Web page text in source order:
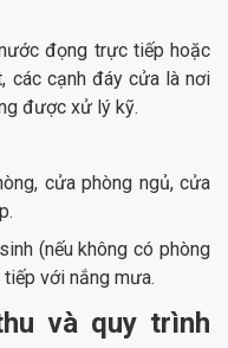
đọng trực tiếp hoặc
các cạnh đáy cửa là nơi
được xử lý kỹ.
cửa phòng ngủ, cửa
(nếu không có phòng
với nắng mưa.
và quy trình